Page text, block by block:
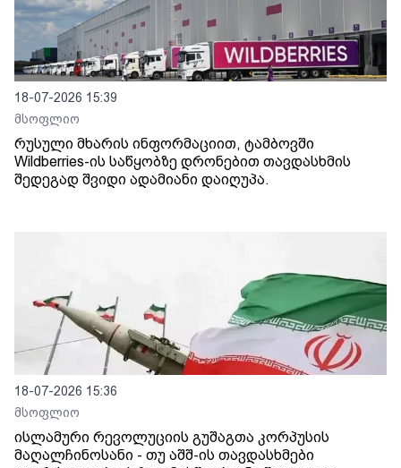
18-07-2026 15:39
მსოფლიო
რუსული მხარის ინფორმაციით, ტამბოვში
Wildberries-ის საწყობზე დრონებით თავდასხმის
შედეგად შვიდი ადამიანი დაიღუპა.
18-07-2026 15:36
მსოფლიო
ისლამური რევოლუციის გუშაგთა კორპუსის
მაღალჩინოსანი - თუ აშშ-ის თავდასხმები